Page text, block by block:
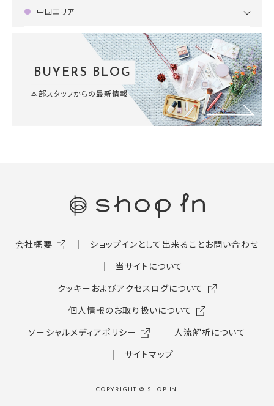
中国エリア
BUYERS BLOG
本部スタッフからの最新情報
会社概要 ショップインとして出来ることお問い合わせ
当サイトについて
クッキーおよびアクセスログについて
個人情報のお取り扱いについて
ソーシャルメディアポリシー
人流解析について
サイトマップ
COPYRIGHT © SHOP IN.